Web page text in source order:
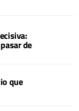
de
que